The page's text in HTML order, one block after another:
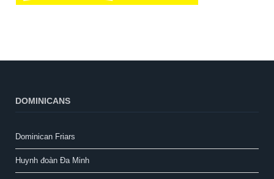
DOMINICANS
Dominican Friars
Huynh đoàn Đa Minh